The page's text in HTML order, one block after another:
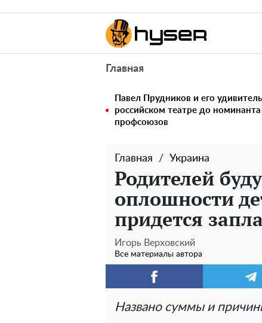
Главная
Павел Прудников и его
российском театре до
профсоюзов
Главная Украина
Родителей
оплошности
придется
Игорь Верховский
Все материалы автора
Названо суммы и